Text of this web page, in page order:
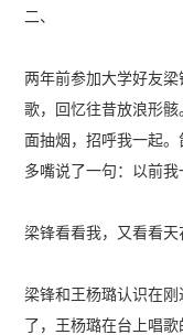
二、
两年前参加大学好友
歌，回忆往昔放浪形
面抽烟，招呼我一起。
多嘴说了一句：以前我
梁锋看看我，又看看
梁锋和王杨璐认识在
了，王杨璐在台上唱